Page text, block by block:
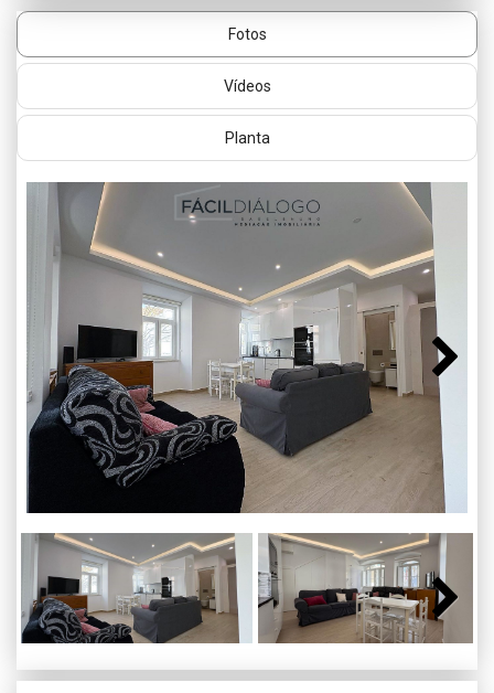
Fotos
Vídeos
Planta
Next
Next